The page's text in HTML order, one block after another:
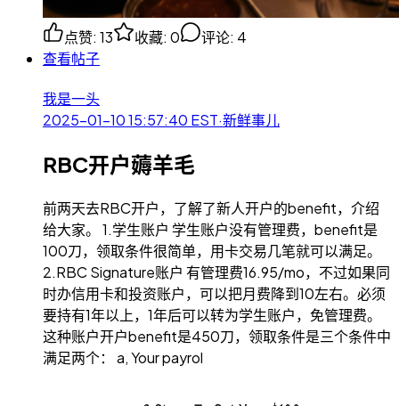
点赞: 13 收藏: 0 评论: 4
查看帖子
我是一头
2025-01-10 15:57:40 EST·新鲜事儿
RBC开户薅羊毛
前两天去RBC开户，了解了新人开户的benefit，介绍
给大家。 1.学生账户 学生账户没有管理费，benefit是
100刀，领取条件很简单，用卡交易几笔就可以满足。
2.RBC Signature账户 有管理费16.95/mo，不过如果同
时办信用卡和投资账户，可以把月费降到10左右。必须
要持有1年以上，1年后可以转为学生账户，免管理费。
这种账户开户benefit是450刀，领取条件是三个条件中
满足两个： a, Your payrol